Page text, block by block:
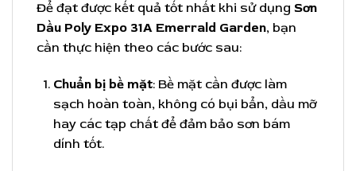
Để đạt được kết quả tốt nhất khi sử dụng Sơn
Dầu Poly Expo 31A Emerrald Garden, bạn
cần thực hiện theo các bước sau:
Chuẩn bị bề mặt: Bề mặt cần được làm
sạch hoàn toàn, không có bụi bẩn, dầu mỡ
hay các tạp chất để đảm bảo sơn bám
dính tốt.